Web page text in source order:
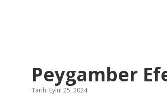
Peygamber
Tarih: Eylül 25, 2024